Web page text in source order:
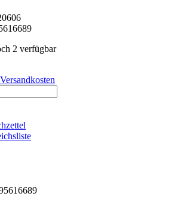
2 verfügbar
Versandkosten